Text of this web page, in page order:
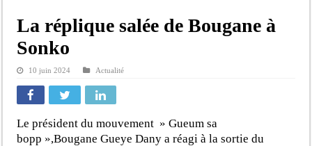
La réplique salée de Bougane à
Sonko
10 juin 2024 Actualité
Le président du mouvement » Gueum sa
bopp »,Bougane Gueye Dany a réagi à la sortie du